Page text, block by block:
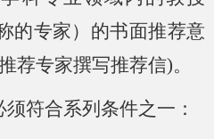
的专家）的书面推荐意
荐专家撰写推荐信)。
符合系列条件之一：